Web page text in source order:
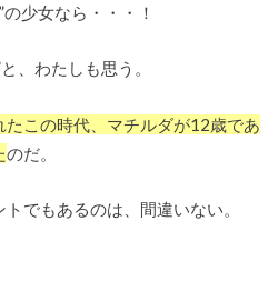
少女なら・・・！
、わたしも思う。
たこの時代、マチルダが12歳であ
のだ。
でもあるのは、間違いない。